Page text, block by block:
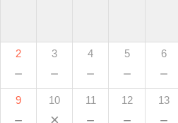
2
－
3
－
4
－
5
－
6
－
9 10 11 12 13